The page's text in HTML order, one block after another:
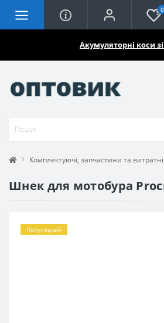
Акумуляторні коси
0
Комплектуючі, запчастини та
Шнек для мотобура
Популярний